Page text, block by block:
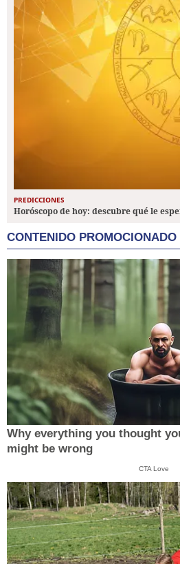
PREDICCIONES
Horóscopo de hoy: descubre qué le
CONTENIDO PROMOCIONADO
Why everything you thought
might be wrong
CTA Love